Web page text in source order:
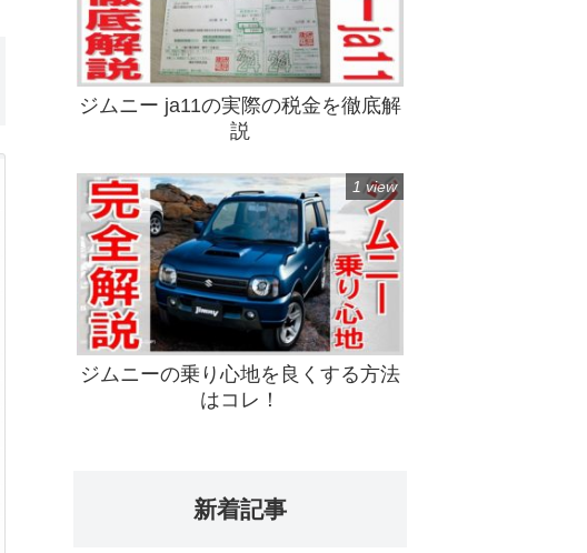
ジムニー ja11の実際の税金を徹底解
説
ジムニーの乗り心地を良くする方法
はコレ！
1 view
新着記事